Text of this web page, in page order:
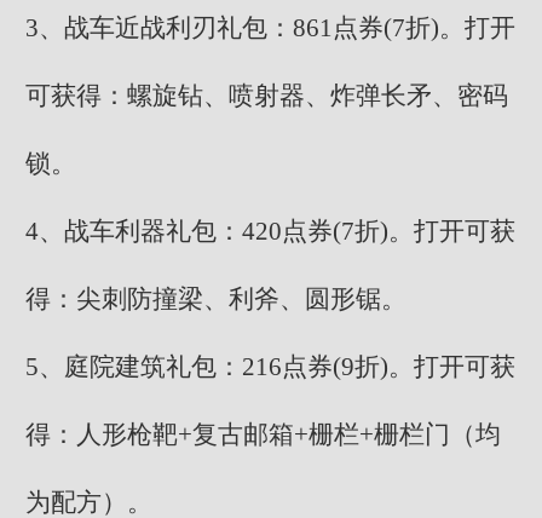
3、战车近战利刃礼包：861点券(7折)。打开
可获得：螺旋钻、喷射器、炸弹长矛、密码
锁。
4、战车利器礼包：420点券(7折)。打开可获
得：尖刺防撞梁、利斧、圆形锯。
5、庭院建筑礼包：216点券(9折)。打开可获
得：人形枪靶+复古邮箱+栅栏+栅栏门（均
为配方）。